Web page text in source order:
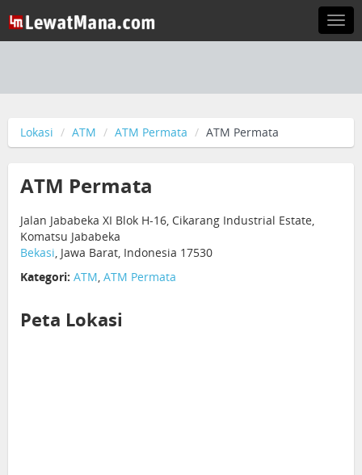
Lokasi ATM ATM Permata ATM Permata
ATM Permata
Jalan Jababeka XI Blok H-16, Cikarang Industrial Estate,
Komatsu Jababeka
Bekasi, Jawa Barat, Indonesia 17530
Kategori: ATM, ATM Permata
Peta Lokasi